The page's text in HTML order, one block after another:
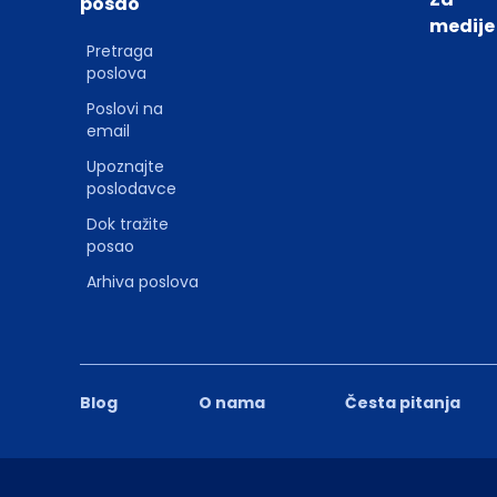
Blog O nama Česta pitanja
Pretraga
poslova
Poslovi na
email
Upoznajte
poslodavce
Dok tražite
posao
Arhiva poslova
medije